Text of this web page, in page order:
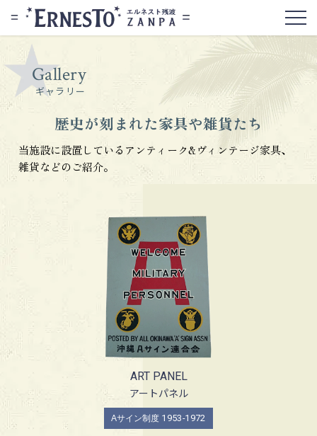
Gallery
ギャラリー
歴史が刻まれた家具や雑貨たち
当施設に設置しているアンティーク&ヴィンテージ家具、
雑貨などのご紹介。
ART PANEL
アートパネル
Aサイン制度 1953-1972